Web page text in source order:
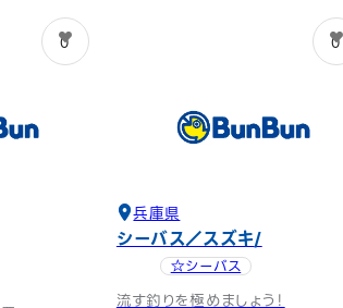
0 0
兵庫県
シーバス／スズキ
☆シーバス
流す釣りを極めましょう！